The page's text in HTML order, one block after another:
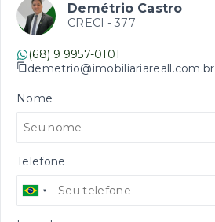
Demétrio Castro
CRECI - 377
(68) 9 9957-0101
demetrio@imobiliariareall.com.br
Nome
Telefone